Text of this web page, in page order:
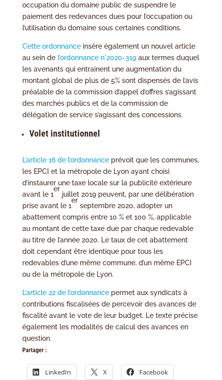
occupation du domaine public de suspendre le
paiement des redevances dues pour l’occupation ou
l’utilisation du domaine sous certaines conditions.
Cette ordonnanceinsère également un nouvel article
au sein de l’ordonnance n°2020-319aux termes duquel
les avenants qui entrainent une augmentation du
montant global de plus de 5% sont dispensés de l’avis
préalable de la commission d’appel d’offres s’agissant
des marchés publics et de la commission de
délégation de service s’agissant des concessions.
Volet institutionnel
L’article 16 de l’ordonnanceprévoit que les communes,
les EPCI et la métropole de Lyon ayant choisi
d’instaurer une taxe locale sur la publicité extérieure
avant le 1
er
juillet 2019 peuvent, par une délibération
prise avant le 1
er
septembre 2020, adopter un
abattement compris entre 10 % et 100 %, applicable
au montant de cette taxe due par chaque redevable
au titre de l’année 2020. Le taux de cet abattement
doit cependant être identique pour tous les
redevables d’une même commune, d’un même EPCI
ou de la métropole de Lyon.
L’article 22 de l’ordonnancepermet aux syndicats à
contributions fiscalisées de percevoir des avances de
fiscalité avant le vote de leur budget. Le texte précise
également les modalités de calcul des avances en
question.
Partager :
LinkedIn X Facebook